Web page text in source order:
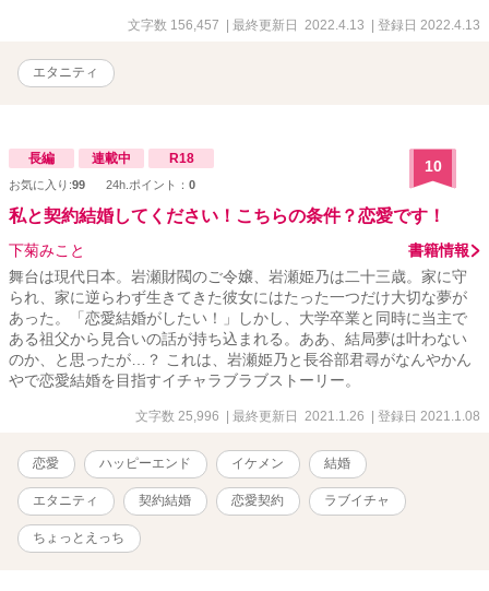
文字数 156,457 | 最終更新日 2022.4.13 | 登録日 2022.4.13
エタニティ
長編 連載中 R18
お気に入り:99 24h.ポイント： 0
10
私と契約結婚してください！こちらの条件？恋愛です！
下菊みこと
書籍情報
舞台は現代日本。岩瀬財閥のご令嬢、岩瀬姫乃は二十三歳。家に守
られ、家に逆らわず生きてきた彼女にはたった一つだけ大切な夢が
あった。「恋愛結婚がしたい！」しかし、大学卒業と同時に当主で
ある祖父から見合いの話が持ち込まれる。ああ、結局夢は叶わない
のか、と思ったが…？ これは、岩瀬姫乃と長谷部君尋がなんやかん
やで恋愛結婚を目指すイチャラブラブストーリー。
文字数 25,996 | 最終更新日 2021.1.26 | 登録日 2021.1.08
恋愛 ハッピーエンド イケメン 結婚
エタニティ 契約結婚 恋愛契約 ラブイチャ
ちょっとえっち